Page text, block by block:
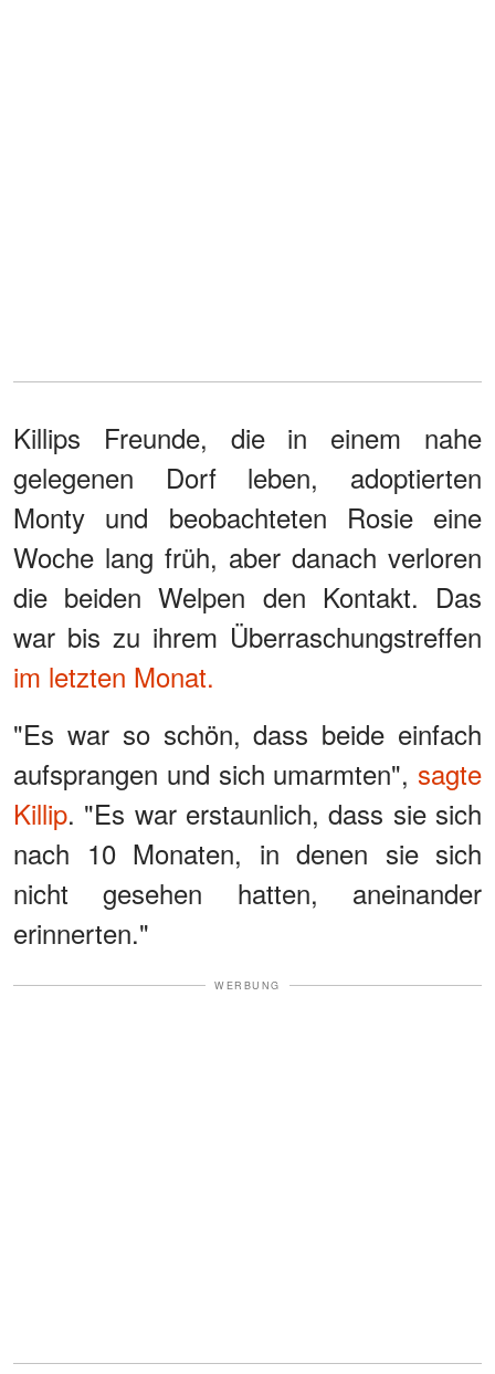
Killips Freunde, die in einem nahe
gelegenen Dorf leben, adoptierten
Monty und beobachteten Rosie eine
Woche lang früh, aber danach verloren
die beiden Welpen den Kontakt. Das
war bis zu ihrem Überraschungstreffen
im letzten Monat.
"Es war so schön, dass beide einfach
aufsprangen und sich umarmten", sagte
Killip. "Es war erstaunlich, dass sie sich
nach 10 Monaten, in denen sie sich
nicht gesehen hatten, aneinander
erinnerten."
WERBUNG